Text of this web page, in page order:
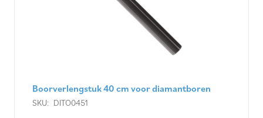
Boorverlengstuk 40 cm voor diamantboren
SKU: DITO0451